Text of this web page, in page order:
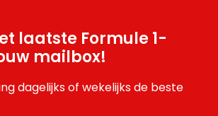
laatste Formule 1-
mailbox!
dagelijks of wekelijks de beste